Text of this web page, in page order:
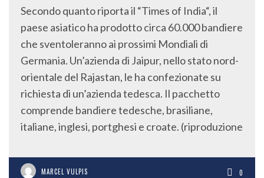
Secondo quanto riporta il “Times of India“, il
paese asiatico ha prodotto circa 60.000 bandiere
che sventoleranno ai prossimi Mondiali di
Germania. Un’azienda di Jaipur, nello stato nord-
orientale del Rajastan, le ha confezionate su
richiesta di un’azienda tedesca. Il pacchetto
comprende bandiere tedesche, brasiliane,
italiane, inglesi, portghesi e croate. (riproduzione
MARCEL VULPIS 0